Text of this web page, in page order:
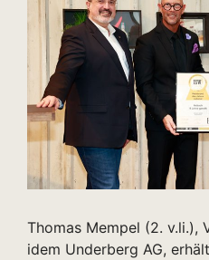
Thomas Mempel (2. v.li.),
idem Underberg AG,